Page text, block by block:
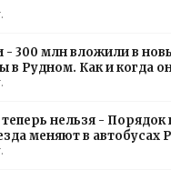
- 300 млн вложили в
в Рудном. Как и когда
нельзя - Порядок
меняют в автобусах